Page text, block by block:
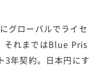
グローバルでライセ
それまではBlue Pris
3年契約。日本円にす